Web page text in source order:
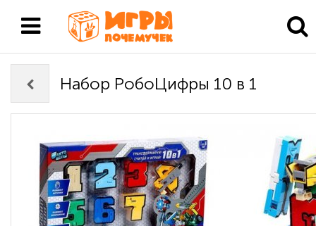
Набор РобоЦифры 10 в 1